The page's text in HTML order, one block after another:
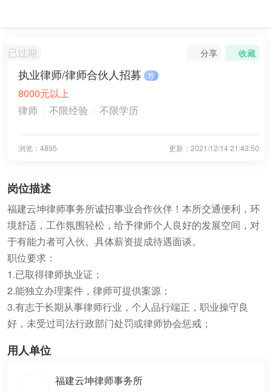
分享 收藏
已过期
执业律师/律师合伙人招募 荐
8000元以上
律师
不限经验 不限学历
更新： 2021/12/14 21:43:50
浏览：4895
岗位描述
福建云坤律师事务所诚招事业合作伙伴！本所交通便利，环
境舒适，工作氛围轻松，给予律师个人良好的发展空间，对
于有能力者可入伙。具体薪资提成待遇面谈。
职位要求：
1.已取得律师执业证；
2.能独立办理案件，律师可提供案源；
3.有志于长期从事律师行业，个人品行端正，职业操守良
好，未受过司法行政部门处罚或律师协会惩戒；
用人单位
福建云坤律师事务所